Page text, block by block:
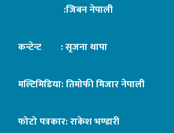
:जिबन नेपाली
कन्टेन्ट : सृजना थापा
मल्टिमिडिया: तिमोफी मिजार नेपाली
फोटो पत्रकार: राकेश भण्डारी